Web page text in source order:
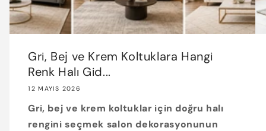
Gri, Bej ve Krem Koltuklara Hangi
Renk Halı Gid...
12 MAYIS 2026
Gri, bej ve krem koltuklar için doğru halı
rengini seçmek salon dekorasyonunun